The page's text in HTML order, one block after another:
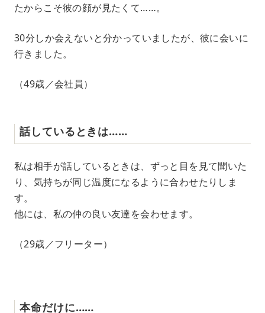
たからこそ彼の顔が見たくて……。
30分しか会えないと分かっていましたが、彼に会いに
行きました。
（49歳／会社員）
話しているときは……
私は相手が話しているときは、ずっと目を見て聞いた
り、気持ちが同じ温度になるように合わせたりしま
す。
他には、私の仲の良い友達を会わせます。
（29歳／フリーター）
本命だけに……